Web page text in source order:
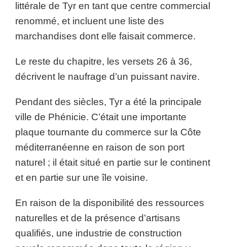
littérale de Tyr en tant que centre commercial
renommé, et incluent une liste des
marchandises dont elle faisait commerce.
Le reste du chapitre, les versets 26 à 36,
décrivent le naufrage d’un puissant navire.
Pendant des siècles, Tyr a été la principale
ville de Phénicie. C’était une importante
plaque tournante du commerce sur la Côte
méditerranéenne en raison de son port
naturel ; il était situé en partie sur le continent
et en partie sur une île voisine.
En raison de la disponibilité des ressources
naturelles et de la présence d’artisans
qualifiés, une industrie de construction